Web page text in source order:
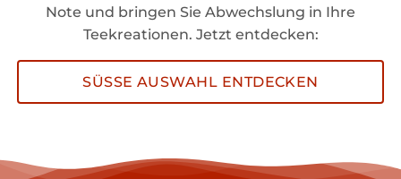
Note und bringen Sie Abwechslung in Ihre
Teekreationen. Jetzt entdecken:
SÜSSE AUSWAHL ENTDECKEN